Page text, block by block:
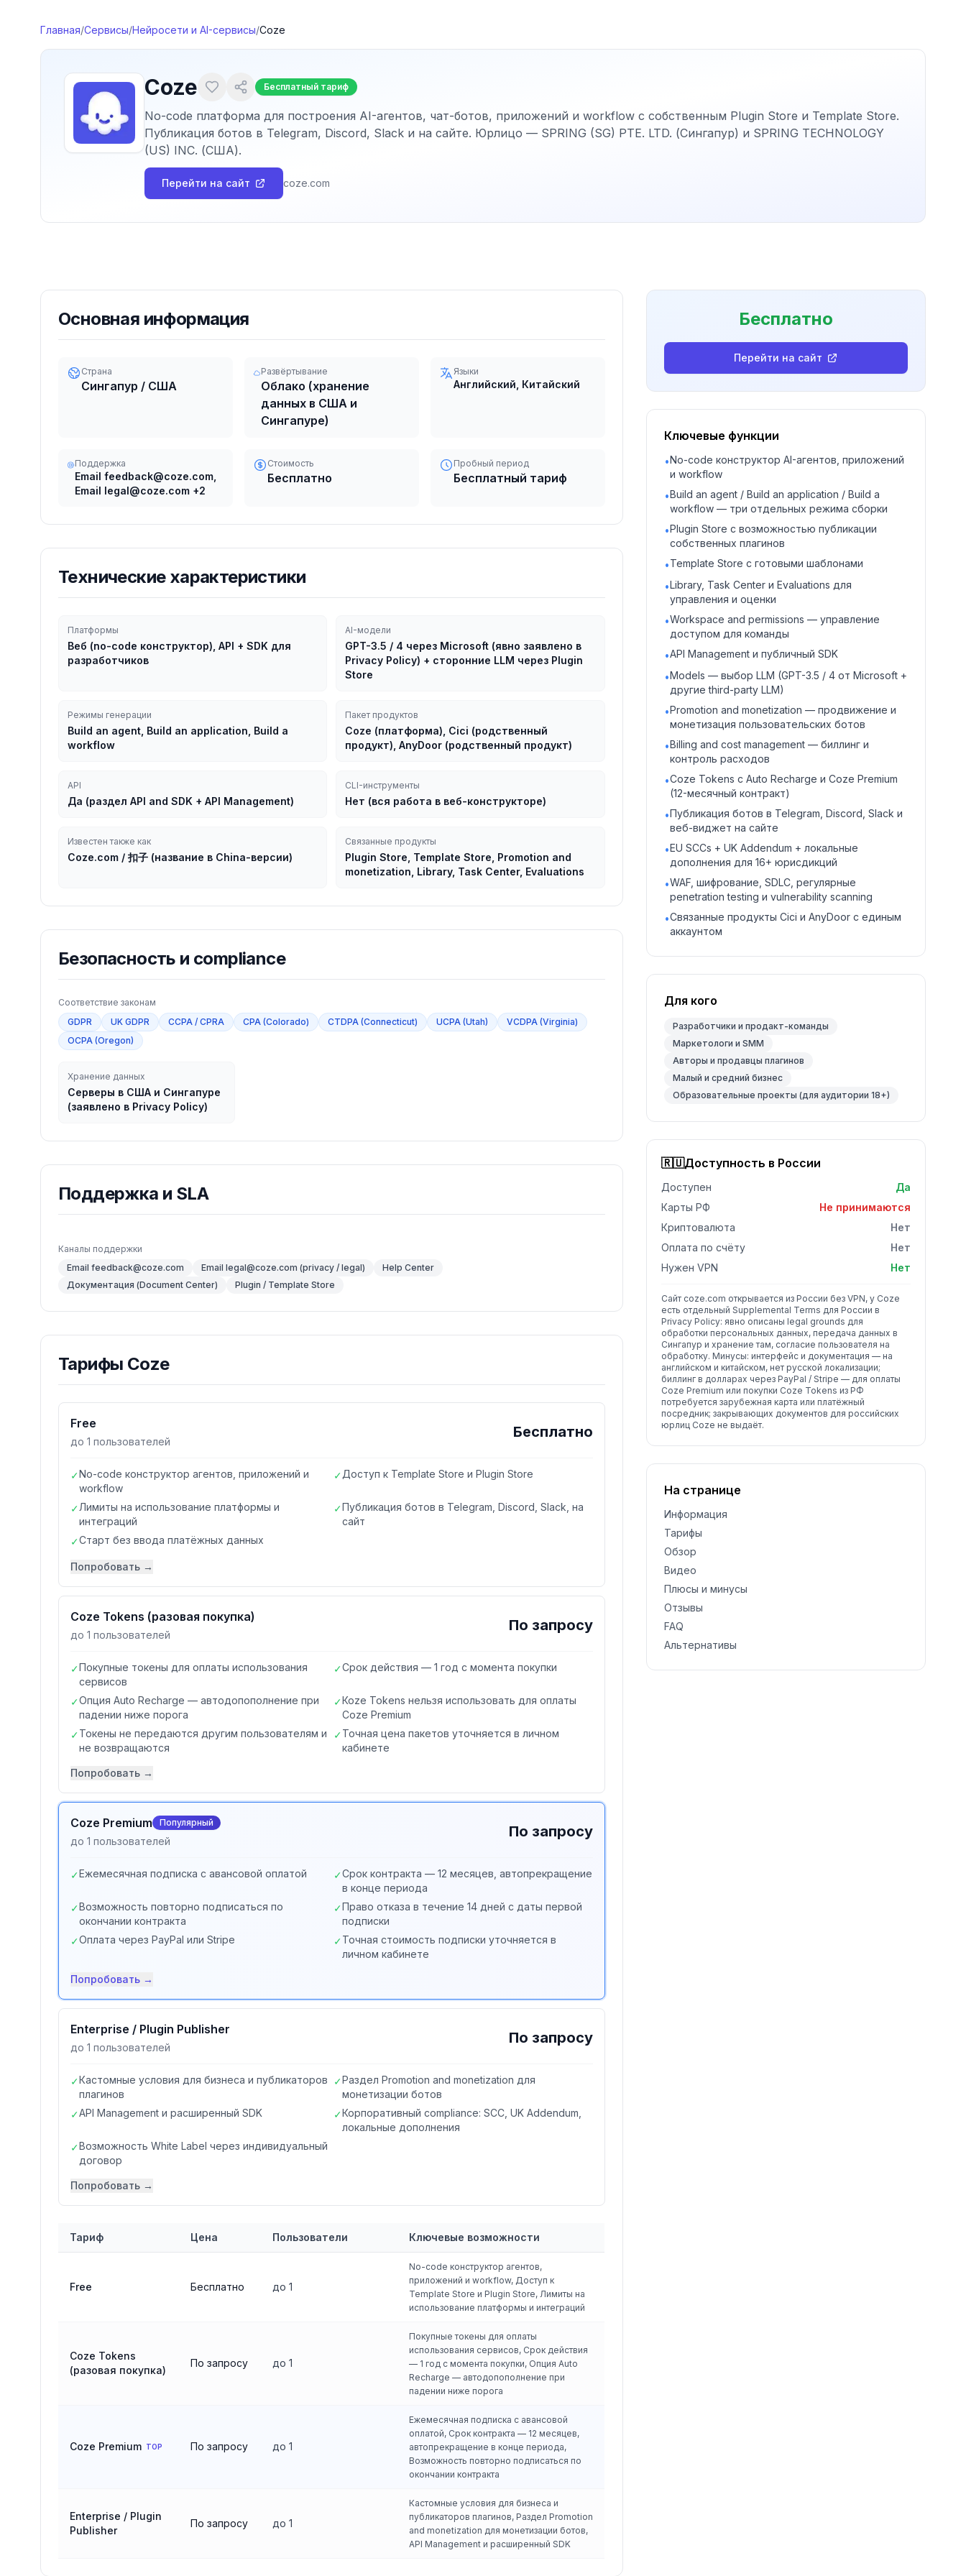
Главная/Сервисы/Нейросети и AI-сервисы/Coze
Coze Бесплатный тариф
No-code платформа для построения AI-агентов, чат-ботов, приложений и workflow с собственным Plugin Store и Template Store.
Публикация ботов в Telegram, Discord, Slack и на сайте. Юрлицо — SPRING (SG) PTE. LTD. (Сингапур) и SPRING TECHNOLOGY
(US) INC. (США).
Перейти на сайт coze.com
Основная информация
Страна
Сингапур / США
Развёртывание
Облако (хранение
данных в США и
Сингапуре)
Языки
Английский, Китайский
Поддержка
Email feedback@coze.com,
Email legal@coze.com+2
Стоимость
Бесплатно
Пробный период
Бесплатный тариф
Технические характеристики
Платформы
Веб (no-code конструктор), API + SDK для
разработчиков
AI-модели
GPT-3.5 / 4 через Microsoft (явно заявлено в
Privacy Policy) + сторонние LLM через Plugin
Store
Режимы генерации
Build an agent, Build an application, Build a
workflow
Пакет продуктов
Coze (платформа), Cici (родственный
продукт), AnyDoor (родственный продукт)
API
Да (раздел API and SDK + API Management)
CLI-инструменты
Нет (вся работа в веб-конструкторе)
Известен также как
Coze.com / 扣子 (название в China-версии)
Связанные продукты
Plugin Store, Template Store, Promotion and
monetization, Library, Task Center, Evaluations
Безопасность и compliance
Соответствие законам
GDPR
UK GDPR CCPA / CPRA CPA (Colorado) CTDPA (Connecticut) UCPA (Utah)
VCDPA (Virginia)
OCPA (Oregon)
Хранение данных
Серверы в США и Сингапуре
(заявлено в Privacy Policy)
Поддержка и SLA
Каналы поддержки
Email feedback@coze.com
Email legal@coze.com (privacy / legal)
Help Center
Документация (Document Center)
Plugin / Template Store
Тарифы Coze
Free
до 1 пользователей
Бесплатно
✓No-code конструктор агентов, приложений и
workflow
✓Доступ к Template Store и Plugin Store
✓Лимиты на использование платформы и
интеграций
✓Публикация ботов в Telegram, Discord, Slack, на
сайт
✓Старт без ввода платёжных данных
Попробовать →
Coze Tokens (разовая покупка)
до 1 пользователей
По запросу
✓Покупные токены для оплаты использования
сервисов
✓Срок действия — 1 год с момента покупки
✓Опция Auto Recharge — автодопополнение при
падении ниже порога
✓Коze Tokens нельзя использовать для оплаты
Coze Premium
✓Токены не передаются другим пользователям и
не возвращаются
✓Точная цена пакетов уточняется в личном
кабинете
Попробовать →
Coze Premium Популярный
до 1 пользователей
По запросу
✓Ежемесячная подписка с авансовой оплатой ✓Срок контракта — 12 месяцев, автопрекращение
в конце периода
✓Возможность повторно подписаться по
окончании контракта
✓Право отказа в течение 14 дней с даты первой
подписки
✓Оплата через PayPal или Stripe ✓Точная стоимость подписки уточняется в
личном кабинете
Попробовать →
Enterprise / Plugin Publisher
до 1 пользователей
По запросу
✓Кастомные условия для бизнеса и публикаторов
плагинов
✓Раздел Promotion and monetization для
монетизации ботов
✓API Management и расширенный SDK ✓Корпоративный compliance: SCC, UK Addendum,
локальные дополнения
✓Возможность White Label через индивидуальный
договор
Попробовать →
Тариф Цена Пользователи Ключевые возможности
Free Бесплатно до 1
No-code конструктор агентов,
приложений и workflow, Доступ к
Template Store и Plugin Store, Лимиты на
использование платформы и интеграций
Coze Tokens
(разовая покупка)
По запросу до 1
Покупные токены для оплаты
использования сервисов, Срок действия
— 1 год с момента покупки, Опция Auto
Recharge — автодопополнение при
падении ниже порога
Coze Premium TOP По запросу до 1
Ежемесячная подписка с авансовой
оплатой, Срок контракта — 12 месяцев,
автопрекращение в конце периода,
Возможность повторно подписаться по
окончании контракта
Enterprise / Plugin
Publisher
По запросу до 1
Кастомные условия для бизнеса и
публикаторов плагинов, Раздел Promotion
and monetization для монетизации ботов,
API Management и расширенный SDK
Бесплатно
Перейти на сайт
Ключевые функции
•No-code конструктор AI-агентов, приложений
и workflow
•Build an agent / Build an application / Build a
workflow — три отдельных режима сборки
•Plugin Store с возможностью публикации
собственных плагинов
•Template Store с готовыми шаблонами
•Library, Task Center и Evaluations для
управления и оценки
•Workspace and permissions — управление
доступом для команды
•API Management и публичный SDK
•Models — выбор LLM (GPT-3.5 / 4 от Microsoft +
другие third-party LLM)
•Promotion and monetization — продвижение и
монетизация пользовательских ботов
•Billing and cost management — биллинг и
контроль расходов
•Coze Tokens с Auto Recharge и Coze Premium
(12-месячный контракт)
•Публикация ботов в Telegram, Discord, Slack и
веб-виджет на сайте
•EU SCCs + UK Addendum + локальные
дополнения для 16+ юрисдикций
•WAF, шифрование, SDLC, регулярные
penetration testing и vulnerability scanning
•Связанные продукты Cici и AnyDoor с единым
аккаунтом
Для кого
Разработчики и продакт-команды
Маркетологи и SMM
Авторы и продавцы плагинов
Малый и средний бизнес
Образовательные проекты (для аудитории 18+)
🇷🇺Доступность в России
Доступен
Да
Карты РФ
Не принимаются
Криптовалюта
Нет
Оплата по счёту
Нет
Нужен VPN
Нет
Сайт coze.com открывается из России без VPN, у Coze
есть отдельный Supplemental Terms для России в
Privacy Policy: явно описаны legal grounds для
обработки персональных данных, передача данных в
Сингапур и хранение там, согласие пользователя на
обработку. Минусы: интерфейс и документация — на
английском и китайском, нет русской локализации;
биллинг в долларах через PayPal / Stripe — для оплаты
Coze Premium или покупки Coze Tokens из РФ
потребуется зарубежная карта или платёжный
посредник; закрывающих документов для российских
юрлиц Coze не выдаёт.
На странице
Информация
Тарифы
Обзор
Видео
Плюсы и минусы
Отзывы
FAQ
Альтернативы